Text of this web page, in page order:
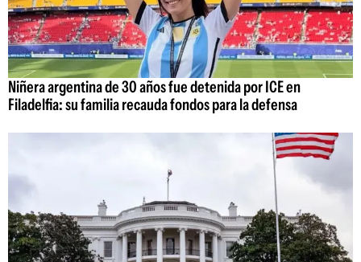
Niñera argentina de 30 años fue detenida por ICE en
Filadelfia: su familia recauda fondos para la defensa